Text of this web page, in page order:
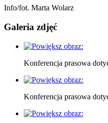
Info/fot. Marta Wolarz
Galeria zdjęć
Konferencja prasowa
Konferencja prasowa